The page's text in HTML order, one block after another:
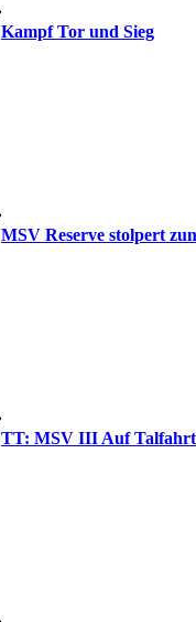
Kampf Tor und Sieg
MSV Reserve stolpert
TT: MSV III Auf Talfahrt